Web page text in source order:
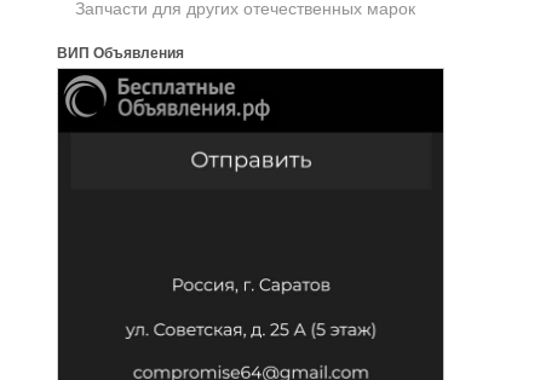
Запчасти для других отечественных марок
ВИП Объявления